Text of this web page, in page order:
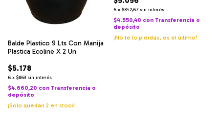
Balde Plastico 9 Lts Con Manija
Plastica Ecoline X 2 Un
$5.178
6 x $863 sin interés
$4.660,20 con Transferencia o
depósito
¡Solo quedan 2 en stock!
6 x $842,67 sin interés
$4.550,40 con Transferencia o
depósito
¡No te lo pierdas, es el último!